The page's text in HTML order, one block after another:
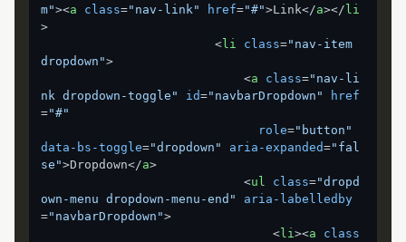
m"><a class="nav-link" href="#">Link</a></ li
>
<li class="nav-item
dropdown">
<a class="nav-li
nk dropdown-toggle"
id="navbarDropdown"
href
="#"
role="button"
data-bs-toggle="dropdown" aria-expanded="fal
se">Dropdown</a>
<ul class="dropd
own-menu dropdown-menu-end"
aria-labelledby
="navbarDropdown">
<li ><a
class